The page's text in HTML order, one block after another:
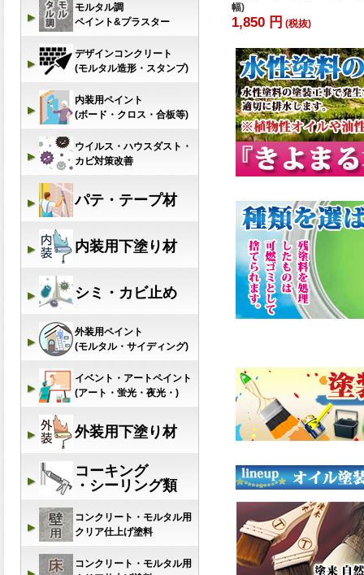
幅)
1,850 円 (税抜)